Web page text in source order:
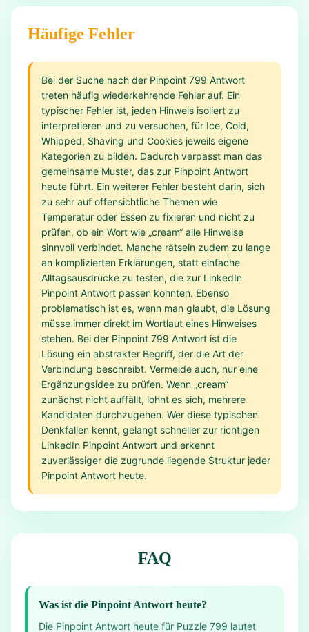
Häufige Fehler
Bei der Suche nach der Pinpoint 799 Antwort
treten häufig wiederkehrende Fehler auf. Ein
typischer Fehler ist, jeden Hinweis isoliert zu
interpretieren und zu versuchen, für Ice, Cold,
Whipped, Shaving und Cookies jeweils eigene
Kategorien zu bilden. Dadurch verpasst man das
gemeinsame Muster, das zur Pinpoint Antwort
heute führt. Ein weiterer Fehler besteht darin, sich
zu sehr auf offensichtliche Themen wie
Temperatur oder Essen zu fixieren und nicht zu
prüfen, ob ein Wort wie „cream“ alle Hinweise
sinnvoll verbindet. Manche rätseln zudem zu lange
an komplizierten Erklärungen, statt einfache
Alltagsausdrücke zu testen, die zur LinkedIn
Pinpoint Antwort passen könnten. Ebenso
problematisch ist es, wenn man glaubt, die Lösung
müsse immer direkt im Wortlaut eines Hinweises
stehen. Bei der Pinpoint 799 Antwort ist die
Lösung ein abstrakter Begriff, der die Art der
Verbindung beschreibt. Vermeide auch, nur eine
Ergänzungsidee zu prüfen. Wenn „cream“
zunächst nicht auffällt, lohnt es sich, mehrere
Kandidaten durchzugehen. Wer diese typischen
Denkfallen kennt, gelangt schneller zur richtigen
LinkedIn Pinpoint Antwort und erkennt
zuverlässiger die zugrunde liegende Struktur jeder
Pinpoint Antwort heute.
FAQ
Was ist die Pinpoint Antwort heute?
Die Pinpoint Antwort heute für Puzzle 799 lautet